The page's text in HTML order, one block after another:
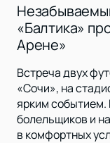
«Балтика»
Арене»
Встреча двух
«Сочи», на
ярким событием.
болельщиков и
в комфортных